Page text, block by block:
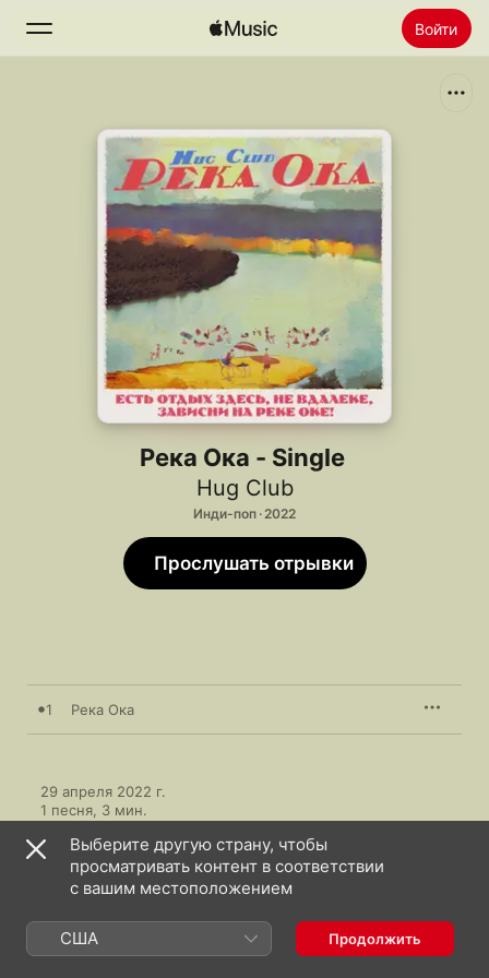
Войти
Главная
Радио
Установить Apple Music
Река Ока - Single
Hug Club
Инди-поп · 2022
Прослушать отрывки
1 Река Ока
29 апреля 2022 г.
1 песня, 3 мин.
Hug Club: еще
Выберите другую страну, чтобы
просматривать контент в соответствии
с вашим местоположением
США Продолжить